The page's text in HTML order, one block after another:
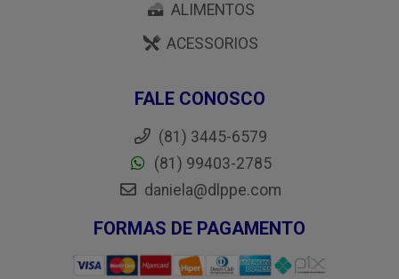
ALIMENTOS
ACESSORIOS
FALE CONOSCO
(81) 3445-6579
(81) 99403-2785
daniela@dlppe.com
FORMAS DE PAGAMENTO